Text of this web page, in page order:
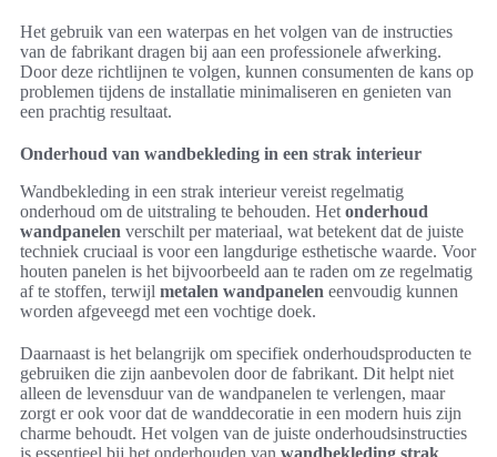
Het gebruik van een waterpas en het volgen van de instructies
van de fabrikant dragen bij aan een professionele afwerking.
Door deze richtlijnen te volgen, kunnen consumenten de kans op
problemen tijdens de installatie minimaliseren en genieten van
een prachtig resultaat.
Onderhoud van wandbekleding in een strak interieur
Wandbekleding in een strak interieur vereist regelmatig
onderhoud om de uitstraling te behouden. Het onderhoud
wandpanelen verschilt per materiaal, wat betekent dat de juiste
techniek cruciaal is voor een langdurige esthetische waarde. Voor
houten panelen is het bijvoorbeeld aan te raden om ze regelmatig
af te stoffen, terwijl metalen wandpanelen eenvoudig kunnen
worden afgeveegd met een vochtige doek.
Daarnaast is het belangrijk om specifiek onderhoudsproducten te
gebruiken die zijn aanbevolen door de fabrikant. Dit helpt niet
alleen de levensduur van de wandpanelen te verlengen, maar
zorgt er ook voor dat de wanddecoratie in een modern huis zijn
charme behoudt. Het volgen van de juiste onderhoudsinstructies
is essentieel bij het onderhouden van wandbekleding strak